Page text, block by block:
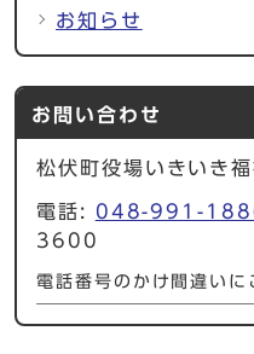
お知らせ
お問い合わせ
松伏町役場いきいき
電話: 048-991-
3600
電話番号のかけ間違いに